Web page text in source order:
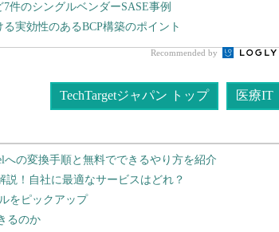
のシングルベンダーSASE事例
実効性のあるBCP構築のポイント
Recommended by
TechTargetジャパン トップ 医療IT
への変換手順と無料でできるやり方を紹介
説！自社に最適なサービスはどれ？
をピックアップ
るのか